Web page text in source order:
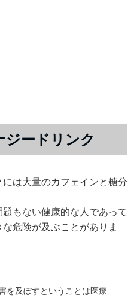
ードリンク
は大量のカフェインと糖分
もない健康的な人であって
危険が及ぶことがありま
を及ぼすということは医療